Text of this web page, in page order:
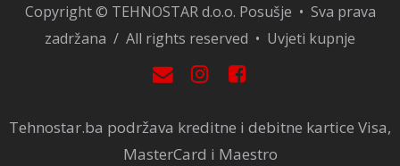
Copyright © TEHNOSTAR d.o.o. Posušje • Sva prava
zadržana / All rights reserved • Uvjeti kupnje
Tehnostar.ba podržava kreditne i debitne kartice Visa,
MasterCard i Maestro